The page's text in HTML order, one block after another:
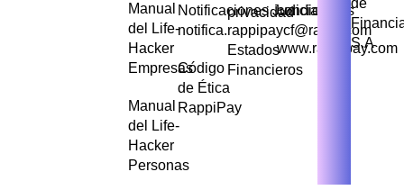
Manual
del Life-
Hacker
Empresas
Manual
del Life-
Hacker
Personas
Notificaciones Judiciales
notifica.rappipaycf@rappi.com
Código
de Ética
RappiPay
privacidad
Estados
Financieros
condiciones
www.rappipay.com
S.A